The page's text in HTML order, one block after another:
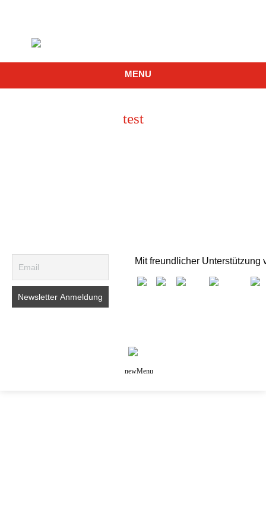
MENU
test
Mit freundlicher Unterstützung
newMenu